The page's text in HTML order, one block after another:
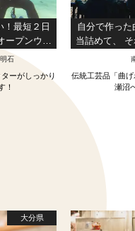
！最短２日
プンウォ
講習！
石
ーがしっかり
！
自分で作っ
当詰めて、 そ
ハイ
伝統工芸品「曲
瀬沼
大分県